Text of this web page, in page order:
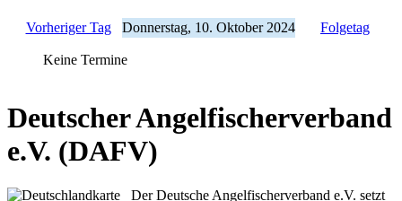
Vorheriger Tag Donnerstag, 10. Oktober 2024 Folgetag
Keine Termine
Deutscher Angelfischerverband
e.V. (DAFV)
Der Deutsche Angelfischerverband e.V. setzt